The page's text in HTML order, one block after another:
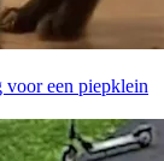
voor een piepklein